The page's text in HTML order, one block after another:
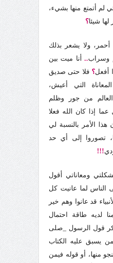
لم أتمتع منها بشيء،
شيئا؟
ولا يشعر بذلك
وسراب..أنا ميت بين
أفعل؟ فلا حتى صديق
التي أعيش،
من جور وظلم
عما إذا كان الله فعلا
هذا الأمر بالنسبة لي
تصوروا إلى أي حد
!!!
ومعاناتي أقول
الناس لما عانيت كل
قد عانوا وهم خير
لديه طاقة احتمال
قول الرسول _صلى
يسبق عليه الكتاب
منها، أو قوله فيمن